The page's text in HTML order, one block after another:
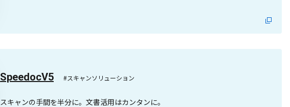
SpeedocV5 #スキャンソリューション
スキャンの手間を半分に。文書活用はカンタンに。